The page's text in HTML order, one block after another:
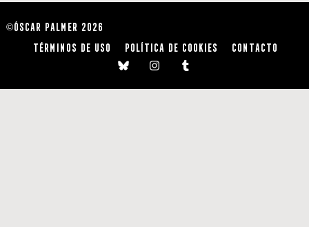
©ÓSCAR PALMER 2026
TÉRMINOS DE USO
POLÍTICA DE COOKIES CONTACTO